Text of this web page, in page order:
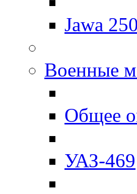
Jawa 250
Военные
Общее
УАЗ-469